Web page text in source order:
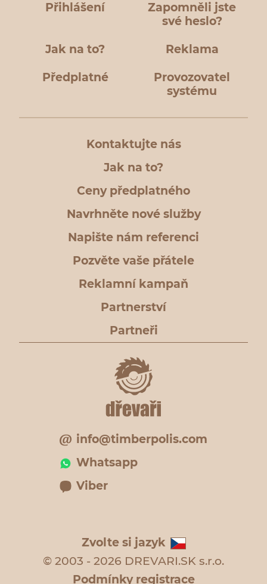
Přihlášení
Zapomněli jste
své heslo?
Jak na to? Reklama
Předplatné
Provozovatel
systému
Kontaktujte nás
Jak na to?
Ceny předplatného
Navrhněte nové služby
Napište nám referenci
Pozvěte vaše přátele
Reklamní kampaň
Partnerství
Partneři
info@timberpolis.com
Whatsapp
Viber
Zvolte si jazyk
© 2003 - 2026 DREVARI.SK s.r.o.
Podmínky registrace